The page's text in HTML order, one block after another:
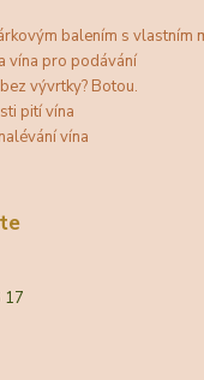
balením s vlastním
vína pro podávání
vývrtky? Botou.
pití vína
vína
17